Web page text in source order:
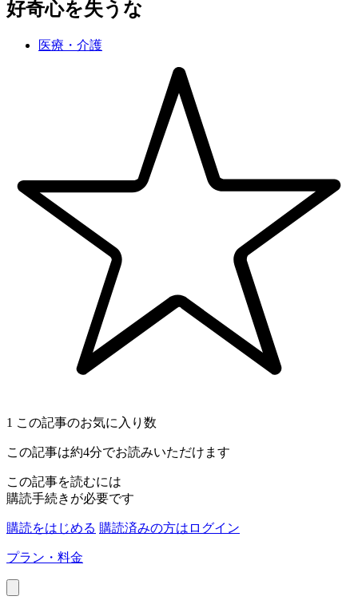
好奇心を失うな
医療・介護
1 この記事のお気に入り数
この記事は約4分でお読みいただけます
この記事を読むには
購読手続きが必要です
購読をはじめる 購読済みの方はログイン
プラン・料金